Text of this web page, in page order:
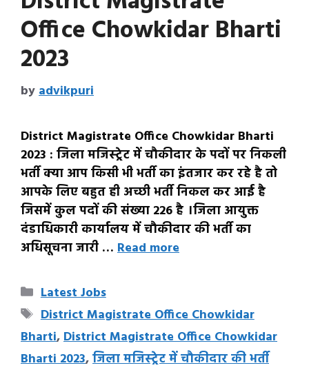
Office Chowkidar Bharti
2023
byadvikpuri
District Magistrate Office Chowkidar Bharti
2023 : जिला मजिस्ट्रेट में चौकीदार के पदों पर निकली
भर्ती क्या आप किसी भी भर्ती का इंतजार कर रहे है तो
आपके लिए बहुत ही अच्छी भर्ती निकल कर आई है
जिसमें कुल पदों की संख्या 226 है ।जिला आयुक्त
दंडाधिकारी कार्यालय में चौकीदार की भर्ती का
अधिसूचना जारी … Read more
Categories
Latest Jobs
Tags
District Magistrate Office Chowkidar
Bharti,District Magistrate Office Chowkidar
Bharti 2023,जिला मजिस्ट्रेट में चौकीदार की भर्ती